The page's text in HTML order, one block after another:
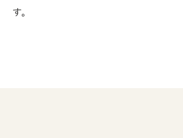
す。